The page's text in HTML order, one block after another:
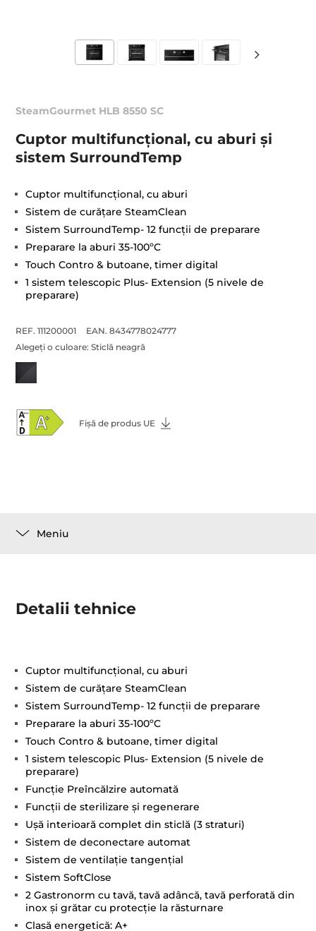
SteamGourmet HLB 8550 SC
Cuptor multifuncţional, cu aburi și
sistem SurroundTemp
Cuptor multifuncţional, cu aburi
Sistem de curăţare SteamClean
Sistem SurroundTemp- 12 funcţii de preparare
Preparare la aburi 35-100ºC
Touch Contro & butoane, timer digital
1 sistem telescopic Plus- Extension (5 nivele de
preparare)
REF. 111200001
EAN. 8434778024777
Alegeți o culoare:Sticlă neagră
Fișă de produs UE
Meniu
Detalii tehnice
Cuptor multifuncţional, cu aburi
Sistem de curăţare SteamClean
Sistem SurroundTemp- 12 funcţii de preparare
Preparare la aburi 35-100ºC
Touch Contro & butoane, timer digital
1 sistem telescopic Plus- Extension (5 nivele de
preparare)
Funcţie Preîncălzire automată
Funcții de sterilizare și regenerare
Uşă interioară complet din sticlă (3 straturi)
Sistem de deconectare automat
Sistem de ventilaţie tangenţial
Sistem SoftClose
2 Gastronorm cu tavă, tavă adâncă, tavă perforată din
inox și grătar cu protecţie la răsturnare
Clasă energetică: A+